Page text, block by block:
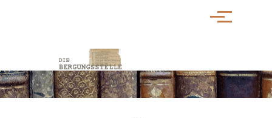
Menü
PFADNAVIGATION